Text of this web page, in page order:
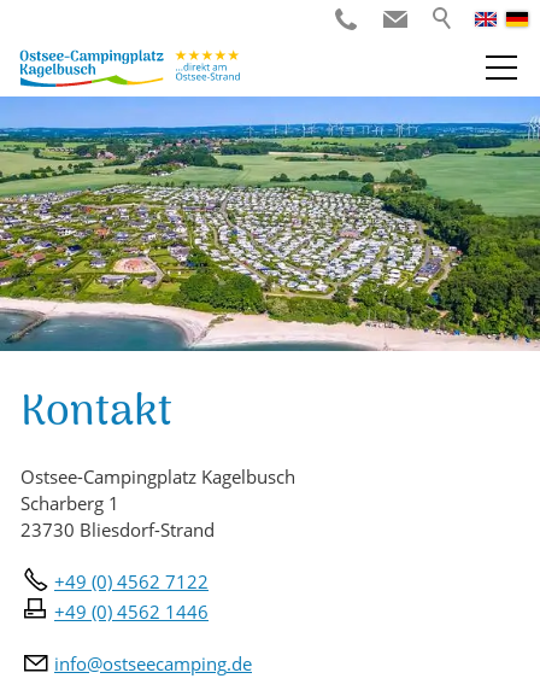
Kontakt
Ostsee-Campingplatz Kagelbusch
Scharberg 1
23730 Bliesdorf-Strand
+49 (0) 4562 7122
+49 (0) 4562 1446
nf sts c mp ng d